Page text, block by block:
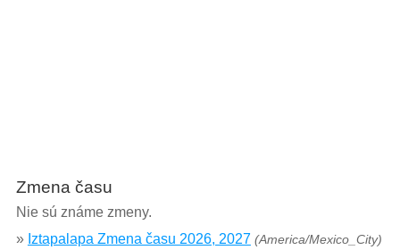
Zmena času
Nie sú známe zmeny.
» Iztapalapa Zmena času 2026, 2027 (America/Mexico_City)